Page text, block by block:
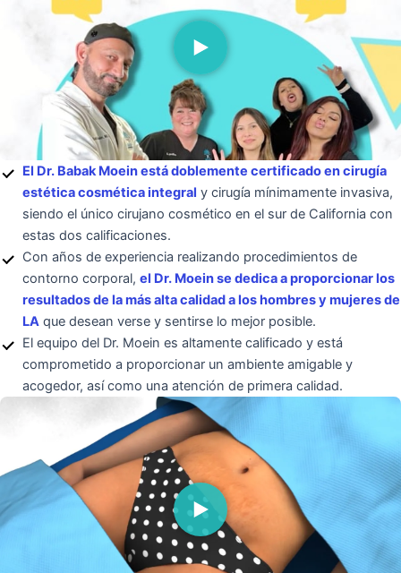
El Dr. Babak Moein está doblemente certificado en cirugía
estética cosmética integral y cirugía mínimamente invasiva,
siendo el único cirujano cosmético en el sur de California con
estas dos calificaciones.
Con años de experiencia realizando procedimientos de
contorno corporal, el Dr. Moein se dedica a proporcionar los
resultados de la más alta calidad a los hombres y mujeres de
LA que desean verse y sentirse lo mejor posible.
El equipo del Dr. Moein es altamente calificado y está
comprometido a proporcionar un ambiente amigable y
acogedor, así como una atención de primera calidad.